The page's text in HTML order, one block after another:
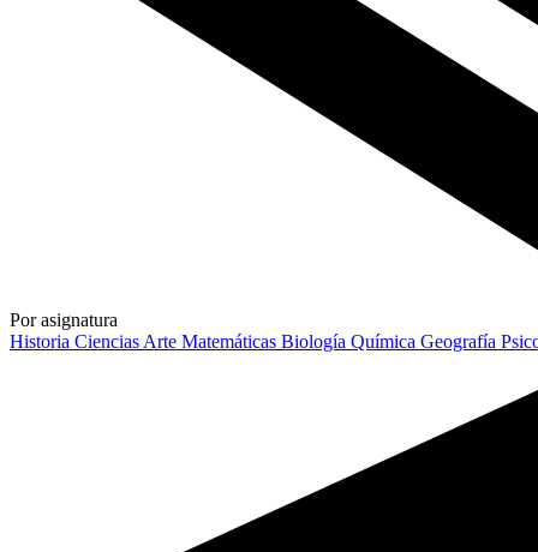
Por asignatura
Historia Ciencias Arte Matemáticas Biología Química Geografía